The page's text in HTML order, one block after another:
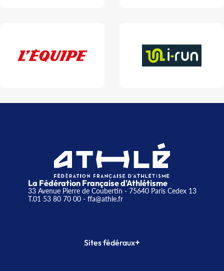
La Fédération Française d'Athlétisme
33 Avenue Pierre de Coubertin - 75640 Paris Cedex 13
T.01 53 80 70 00- ffa@athle.fr
Sites fédéraux+